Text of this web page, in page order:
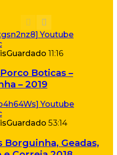
Guardado 11:16
Boticas –
– 2019
Guardado 53:14
Borguinha, Geadas,